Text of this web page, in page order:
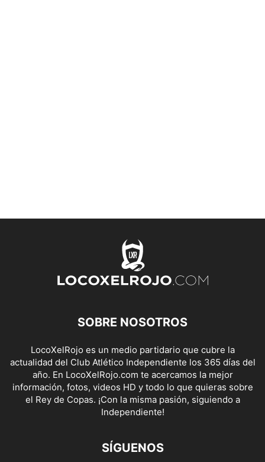
SOBRE NOSOTROS
LocoXelRojo es un medio partidario que cubre la
actualidad del Club Atlético Independiente los 365 días del
año. En LocoXelRojo.com te acercamos la mejor
información, fotos, videos HD y todo lo que quieras sobre
el Rey de Copas. ¡Con la misma pasión, siguiendo a
Independiente!
SÍGUENOS